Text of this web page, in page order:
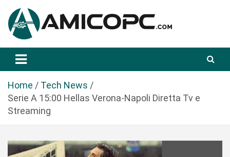
a
Amicopc.com
Home
Tech News
Serie A 15:00 Hellas Verona-Napoli Diretta Tv e
Streaming